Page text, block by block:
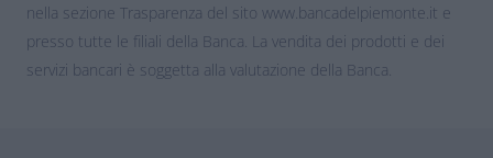
nella sezione Trasparenza del sito www.bancadelpiemonte.it e
presso tutte le filiali della Banca. La vendita dei prodotti e dei
servizi bancari è soggetta alla valutazione della Banca.